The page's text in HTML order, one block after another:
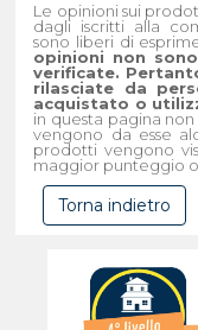
Le opinioni sui
dagli iscritti alla
sono liberi di
opinioni non
verificate.
rilasciate da
acquistato o
in questa pagina
vengono da esse
prodotti vengono
maggior punteggio
Torna indietro